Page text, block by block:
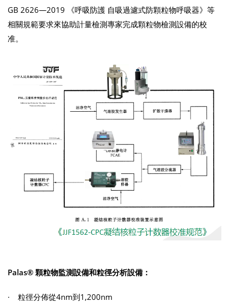
GB 2626—2019 《呼吸防護 自吸過濾式防顆粒物呼吸器》等
相關規範要求來協助計量檢測專家完成顆粒物檢測設備的校
准。
Palas® 顆粒物監測設備和粒徑分析設備：
· 粒徑分佈從4nm到1,200nm